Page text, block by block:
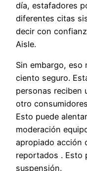
día, estafadores
diferentes citas
decir con
Aisle.
Sin embargo,
ciento seguro.
personas reciben
otro
Esto puede
moderación
apropiado acción
reportados . Esto
suspensión.